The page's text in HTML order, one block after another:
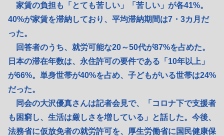
家賃の負担も「とても苦しい」「苦しい」が各41%。
40%が家賃を滞納しており、平均滞納期間は7・3カ月だ
った。
回答者のうち、就労可能な20～50代が87%を占めた。
日本の滞在年数は、永住許可の要件である「10年以上」
が66%。単身世帯が40%を占め、子どもがいる世帯は24%
だった。
同会の大沢優真さんは記者会見で、「コロナ下で支援者
も困窮し、生活は厳しさを増している」と話した。今後、
法務省に仮放免者の就労許可を、厚生労働省に国民健康保